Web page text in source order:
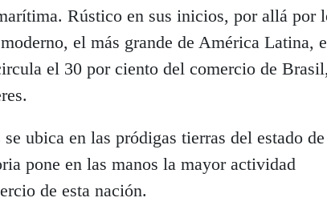
Rústico en sus inicios, por allá por
el más grande de América Latina,
el 30 por ciento del comercio de
se ubica en las pródigas tierras del estado
pone en las manos la mayor actividad
de esta nación.